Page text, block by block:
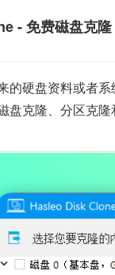
- 免费磁盘克隆
的硬盘资料或者
克隆、分区克隆